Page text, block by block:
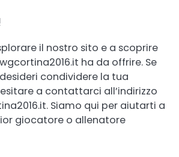
il nostro sito e a scoprire
ha da offrire. Se
condividere la tua
a contattarci all’indirizzo
. Siamo qui per aiutarti a
giocatore o allenatore